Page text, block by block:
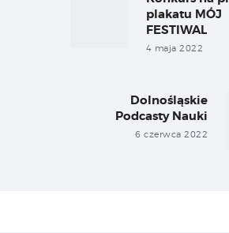
post:
plakatu MÓJ
FESTIWAL
4 maja 2022
Dolnośląskie
Podcasty Nauki
6 czerwca 2022